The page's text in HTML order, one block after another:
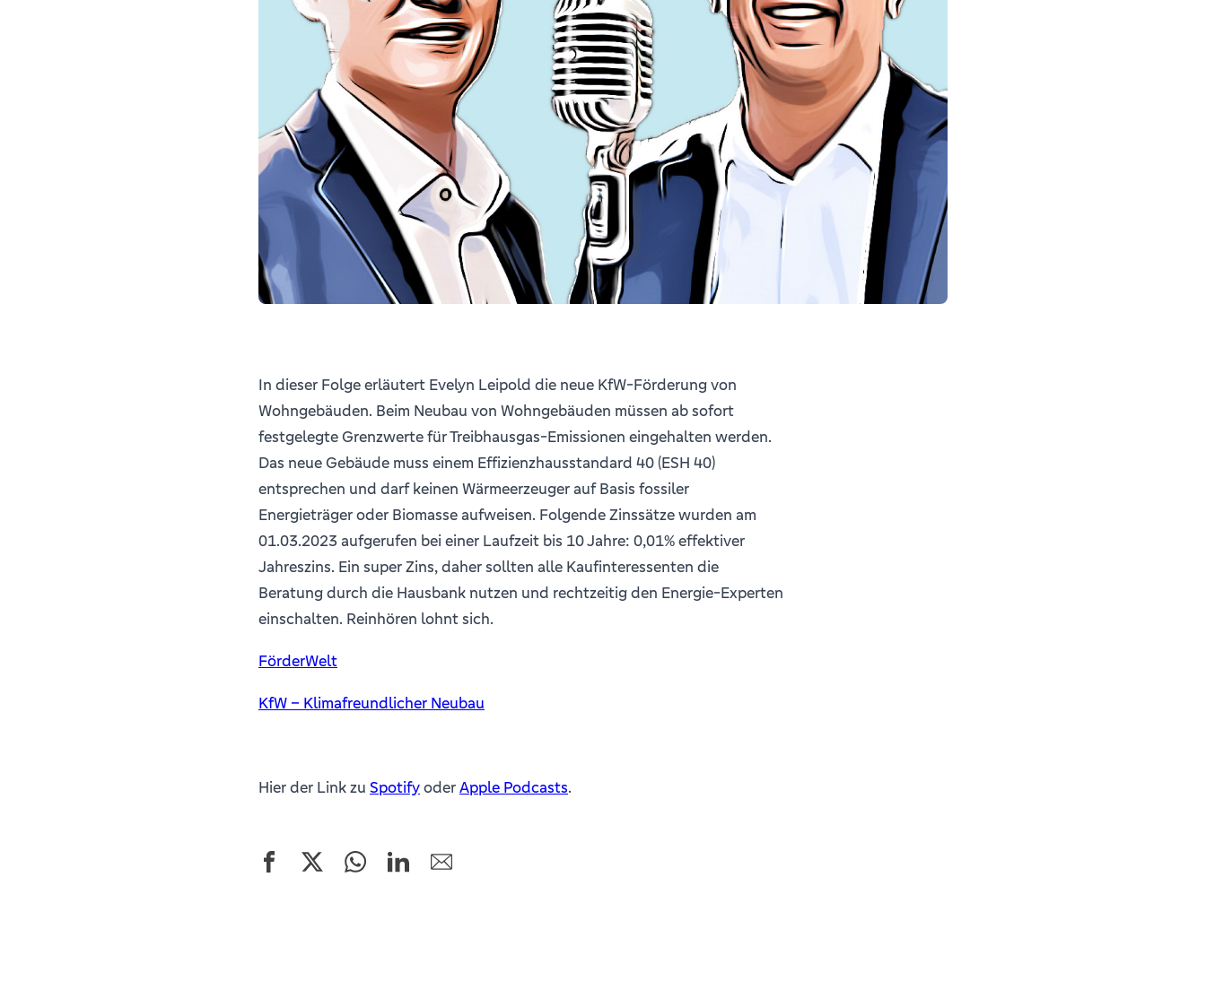
In dieser Folge erläutert Evelyn Leipold die neue KfW-Förderung von
Wohngebäuden. Beim Neubau von Wohngebäuden müssen ab sofort
festgelegte Grenzwerte für Treibhausgas-Emissionen eingehalten werden.
Das neue Gebäude muss einem Effizienzhausstandard 40 (ESH 40)
entsprechen und darf keinen Wärmeerzeuger auf Basis fossiler
Energieträger oder Biomasse aufweisen. Folgende Zinssätze wurden am
01.03.2023 aufgerufen bei einer Laufzeit bis 10 Jahre: 0,01% effektiver
Jahreszins. Ein super Zins, daher sollten alle Kaufinteressenten die
Beratung durch die Hausbank nutzen und rechtzeitig den Energie-Experten
einschalten. Reinhören lohnt sich.
FörderWelt
KfW – Klimafreundlicher Neubau
Hier der Link zu SpotifyoderApple Podcasts.